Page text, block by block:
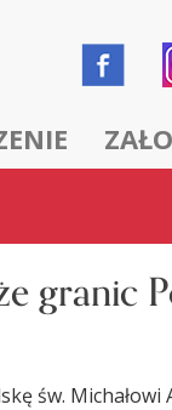
granic
św. Michałowi